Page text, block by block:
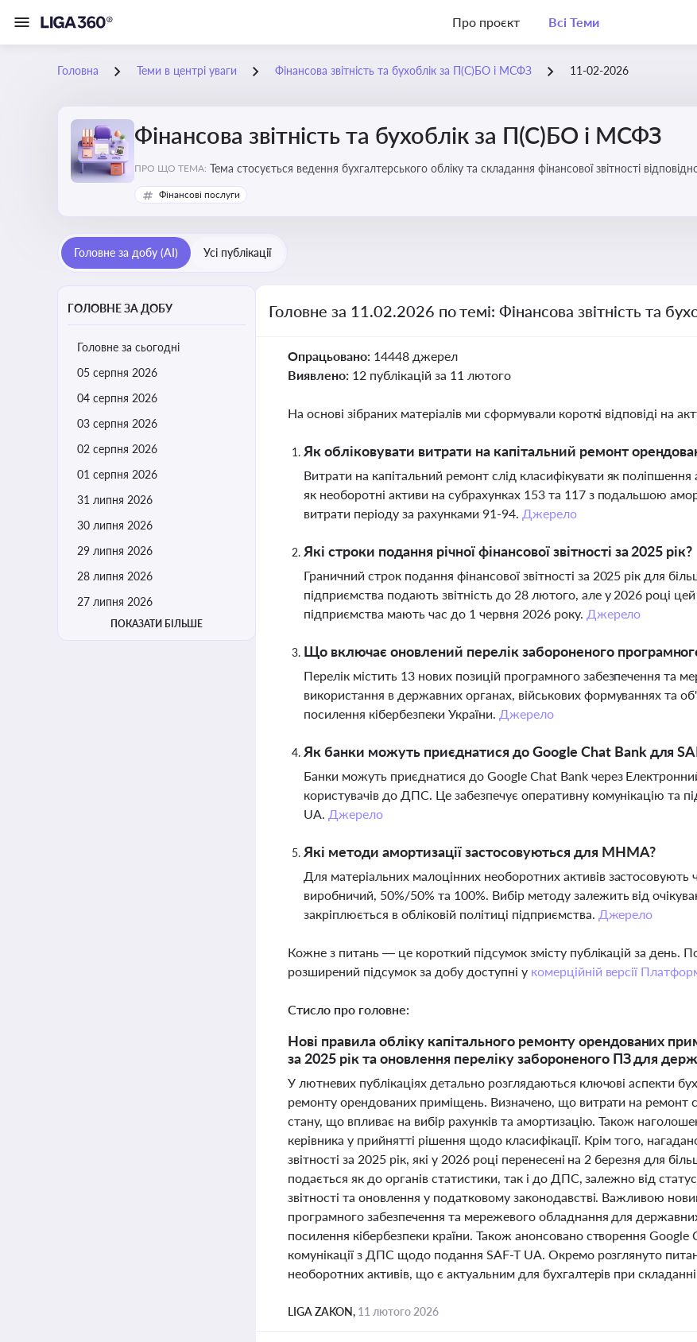
Про проєкт Всі Теми
Головна Теми в центрі уваги Фінансова звітність та бухоблік за П(С)БО і МСФЗ 11-02-2026
Фінансова звітність та бухоблік за П(С)БО і МСФЗ
ПРО ЩО ТЕМА: Тема стосується ведення бухгалтерського обліку та складання фінансової звітності
Фінансові послуги
Головне за добу (AI) Усі публікації
ГОЛОВНЕ ЗА ДОБУ
Головне за сьогодні
05 серпня 2026
04 серпня 2026
03 серпня 2026
02 серпня 2026
01 серпня 2026
31 липня 2026
30 липня 2026
29 липня 2026
28 липня 2026
27 липня 2026
ПОКАЗАТИ БІЛЬШЕ
Головне за 11.02.2026 по темі: Фінансова звітність та
Опрацьовано: 14448 джерел
Виявлено: 12 публікацій за 11 лютого
На основі зібраних матеріалів ми сформували короткі відповіді на
Як обліковувати витрати на капітальний ремонт
Витрати на капітальний ремонт слід класифікувати як
як необоротні активи на субрахунках 153 та 117 з подальшою
витрати періоду за рахунками 91-94. Джерело
Які строки подання річної фінансової звітності за 2025 рік?
Граничний строк подання фінансової звітності за 2025 рік для
підприємства подають звітність до 28 лютого, але у 2026 році
підприємства мають час до 1 червня 2026 року. Джерело
Що включає оновлений перелік забороненого
Перелік містить 13 нових позицій програмного забезпечення та
використання в державних органах, військових формуваннях та
посилення кібербезпеки України. Джерело
Як банки можуть приєднатися до Google Chat Bank для
Банки можуть приєднатися до Google Chat Bank через
користувачів до ДПС. Це забезпечує оперативну комунікацію та
UA. Джерело
Які методи амортизації застосовуються для МНМА?
Для матеріальних малоцінних необоротних активів застосовують
виробничий, 50%/50% та 100%. Вибір методу залежить від
закріплюється в обліковій політиці підприємства. Джерело
Кожне з питань — це короткий підсумок змісту публікацій за
розширений підсумок за добу доступні у комерційній версії
Стисло про головне:
Нові правила обліку капітального ремонту орендованих
за 2025 рік та оновлення переліку забороненого ПЗ для
У лютневих публікаціях детально розглядаються ключові аспекти
ремонту орендованих приміщень. Визначено, що витрати на ремонт
стану, що впливає на вибір рахунків та амортизацію. Також
керівника у прийнятті рішення щодо класифікації. Крім того,
звітності за 2025 рік, які у 2026 році перенесені на 2 березня для
подається як до органів статистики, так і до ДПС, залежно від
звітності та оновлення у податковому законодавстві. Важливою
програмного забезпечення та мережевого обладнання для
посилення кібербезпеки країни. Також анонсовано створення
комунікації з ДПС щодо подання SAF-T UA. Окремо розглянуто
необоротних активів, що є актуальним для бухгалтерів при складанні
LIGA ZAKON, 11 лютого 2026